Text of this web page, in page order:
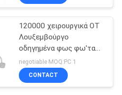
120000 χειρουργικά OT
Λουξεμβούργο
οδηγημένα φως φω'τα
ISO13485 θεάτρων
λειτουργίας
νοσοκομείων
negotiable MOQ:PC 1
CONTACT